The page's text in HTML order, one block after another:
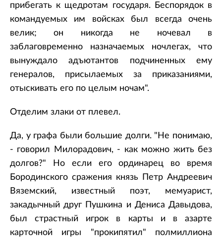
прибегать к щедротам государя. Беспорядок в
командуемых им войсках был всегда очень
велик; он никогда не ночевал в
заблаговременно назначаемых ночлегах, что
вынуждало адъютантов подчиненных ему
генералов, присылаемых за приказаниями,
отыскивать его по целым ночам".
Отделим злаки от плевел.
Да, у графа были большие долги. "Не понимаю,
- говорил Милорадович, - как можно жить без
долгов?" Но если его ординарец во время
Бородинского сражения князь Петр Андреевич
Вяземский, известный поэт, мемуарист,
закадычный друг Пушкина и Дениса Давыдова,
был страстный игрок в карты и в азарте
карточной игры "прокипятил" полмиллиона